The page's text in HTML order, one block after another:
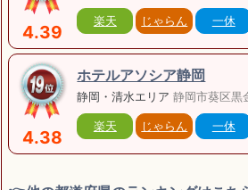
4.39
楽天 じゃらん 一休
4.38
ホテルアソシア静岡
静岡・清水エリア静岡市葵区黒
楽天 じゃらん 一休